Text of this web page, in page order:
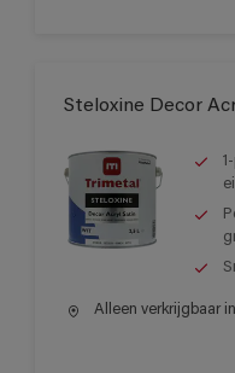
Steloxine Decor
Alleen verkrijgbaar